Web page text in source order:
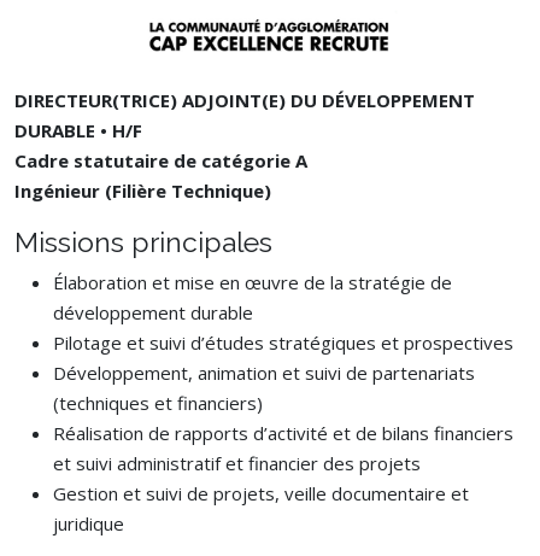
DIRECTEUR(TRICE) ADJOINT(E) DU DÉVELOPPEMENT
DURABLE • H/F
Cadre statutaire de catégorie A
Ingénieur (Filière Technique)
Missions principales
Élaboration et mise en œuvre de la stratégie de
développement durable
Pilotage et suivi d’études stratégiques et prospectives
Développement, animation et suivi de partenariats
(techniques et financiers)
Réalisation de rapports d’activité et de bilans financiers
et suivi administratif et financier des projets
Gestion et suivi de projets, veille documentaire et
juridique